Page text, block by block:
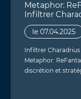
Metaphor:
Infiltrer
le 07.04.2025
Infiltrer
Metaphor:
discrétion et